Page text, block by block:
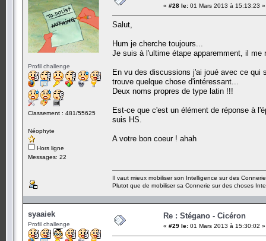
Profil challenge
Classement : 481/55625
Néophyte
Hors ligne
Messages: 22
« #28 le: 01 Mars 2013 à 15:13:23 »
Salut,
Hum je cherche toujours...
Je suis à l'ultime étape apparemment, il
En vu des discussions j'ai joué avec ce qui
trouve quelque chose d'intéressant...
Deux noms propres de type latin !!!
Est-ce que c'est un élément de réponse à
suis HS.
A votre bon coeur ! ahah
Il vaut mieux mobiliser son Intelligence sur des
Plutot que de mobiliser sa Connerie sur des choses
syaaiek
Profil challenge
Re : Stégano - Cicéron
« #29 le: 01 Mars 2013 à 15:30:02 »